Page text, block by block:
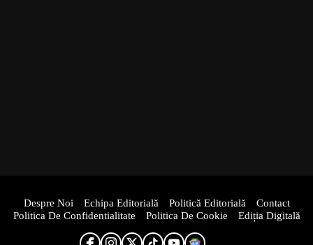
Despre Noi Echipa Editorială Politică Editorială
Contact
Politica De Confidentialitate
Politica De Cookie Ediția Digitală